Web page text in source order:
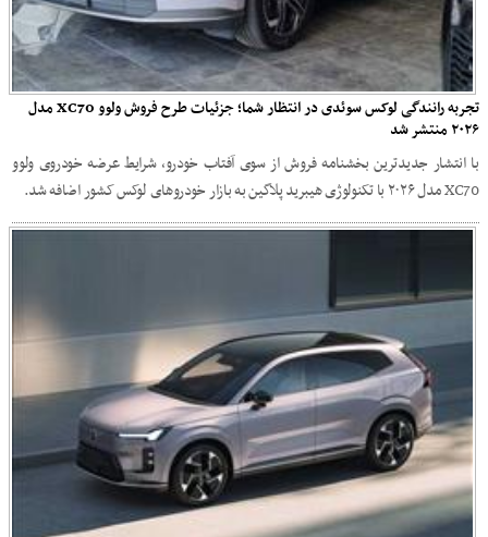
تجربه رانندگی لوکس سوئدی در انتظار شما؛ جزئیات طرح فروش ولوو XC70 مدل
۲۰۲۶ منتشر شد
با انتشار جدیدترین بخشنامه فروش از سوی آفتاب خودرو، شرایط عرضه خودروی ولوو
XC70 مدل ۲۰۲۶ با تکنولوژی هیبرید پلاگین به بازار خودروهای لوکس کشور اضافه شد.